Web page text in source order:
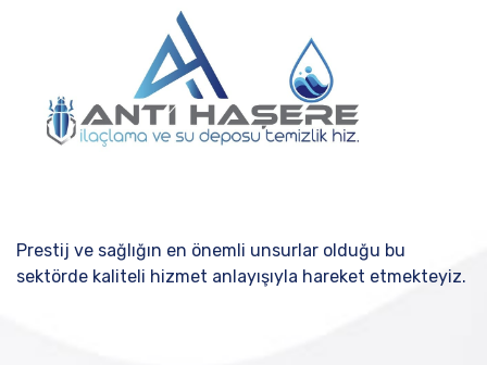
Prestij ve sağlığın en önemli unsurlar olduğu bu
sektörde kaliteli hizmet anlayışıyla hareket etmekteyiz.